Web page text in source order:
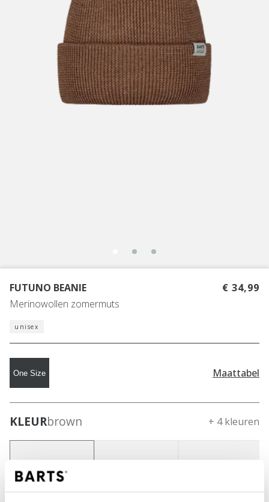
FUTUNO BEANIE
Merinowollen zomermuts
€ 34,99
unisex
One Size Maattabel
KLEURbrown + 4 kleuren